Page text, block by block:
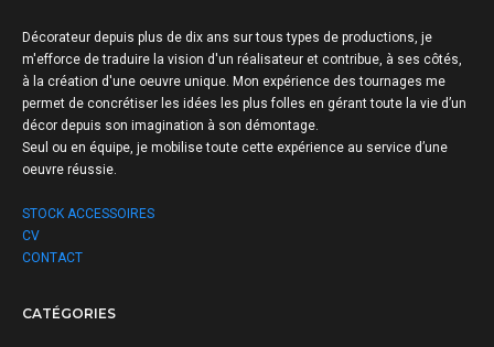
Décorateur depuis plus de dix ans sur tous types de productions, je
m'efforce de traduire la vision d'un réalisateur et contribue, à ses côtés,
à la création d'une oeuvre unique. Mon expérience des tournages me
permet de concrétiser les idées les plus folles en gérant toute la vie d’un
décor depuis son imagination à son démontage.
Seul ou en équipe, je mobilise toute cette expérience au service d’une
oeuvre réussie.
STOCK ACCESSOIRES
CV
CONTACT
CATÉGORIES